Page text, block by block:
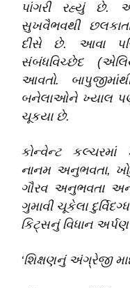
પાંગરી રહ્યું છે.
સુખવૈભવથી
દીસે છે.
આવા
સંબંધવિચ્છેદ
આવતો.
બનેલાઓને ખ્યાલ
ચૂકયા છે.
કોન્વેન્ટ કલ્ચરમાં
નાનમ અનુભવતા,
ગૌરવ અનુભવતા અને
ગુમાવી ચૂકેલા
કિટ્સનું વિધાન
‘શિક્ષણનું અંગ્રેજી